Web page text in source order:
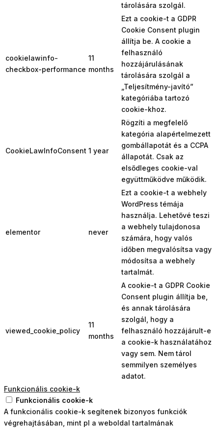
tárolására szolgál.
cookielawinfo-
checkbox-performance
11
months
Ezt a cookie-t a GDPR
Cookie Consent plugin
állítja be. A cookie a
felhasználó
hozzájárulásának
tárolására szolgál a
„Teljesítmény-javító”
kategóriába tartozó
cookie-khoz.
CookieLawInfoConsent 1 year
Rögzíti a megfelelő
kategória alapértelmezett
gombállapotát és a CCPA
állapotát. Csak az
elsődleges cookie-val
együttműködve működik.
elementor never
Ezt a cookie-t a webhely
WordPress témája
használja. Lehetővé teszi
a webhely tulajdonosa
számára, hogy valós
időben megvalósítsa vagy
módosítsa a webhely
tartalmát.
viewed_cookie_policy
11
months
A cookie-t a GDPR Cookie
Consent plugin állítja be,
és annak tárolására
szolgál, hogy a
felhasználó hozzájárult-e
a cookie-k használatához
vagy sem. Nem tárol
semmilyen személyes
adatot.
Funkcionális cookie-k
Funkcionális cookie-k
A funkcionális cookie-k segítenek bizonyos funkciók
végrehajtásában, mint pl a weboldal tartalmának